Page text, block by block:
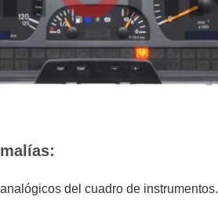
del cuadro de instrumentos.